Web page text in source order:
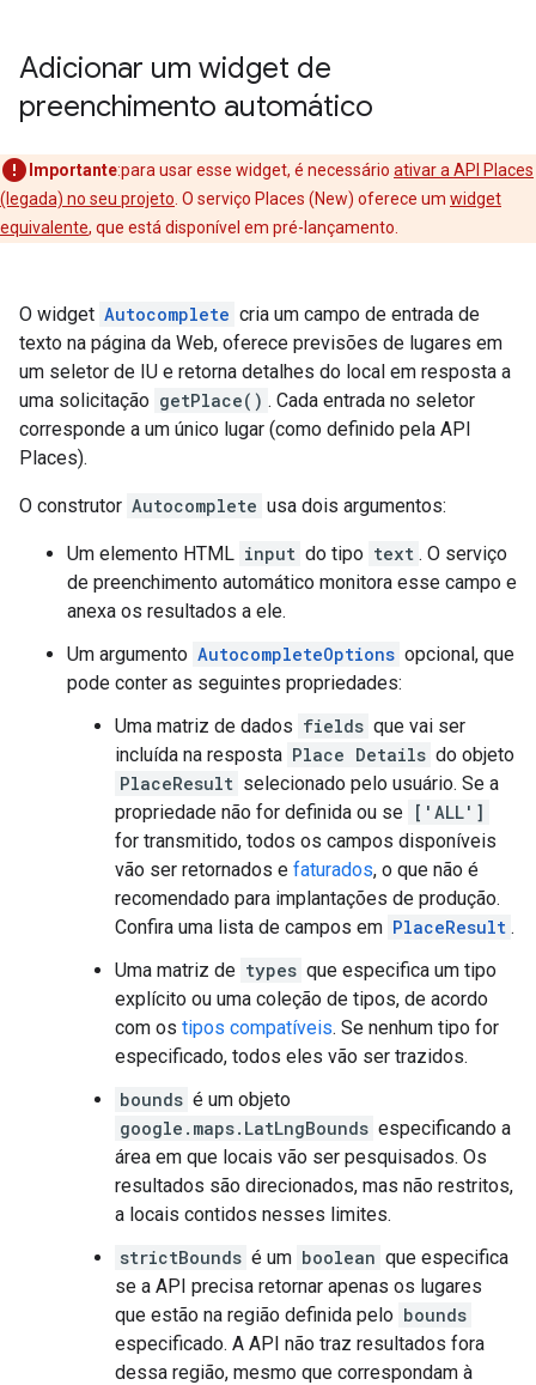
Adicionar um widget de
preenchimento automático
Importante:para usar esse widget, é necessário ativar a API Places
(legada) no seu projeto . O serviço Places (New) oferece um widget
equivalente, que está disponível em pré-lançamento.
O widget Autocomplete cria um campo de entrada de
texto na página da Web, oferece previsões de lugares em
um seletor de IU e retorna detalhes do local em resposta a
uma solicitação getPlace() . Cada entrada no seletor
corresponde a um único lugar (como definido pela API
Places).
O construtor Autocomplete usa dois argumentos:
Um elemento HTML input do tipo text . O serviço
de preenchimento automático monitora esse campo e
anexa os resultados a ele.
Um argumento AutocompleteOptions opcional, que
pode conter as seguintes propriedades:
Uma matriz de dados fields que vai ser
incluída na resposta Place Details do objeto
PlaceResult selecionado pelo usuário. Se a
propriedade não for definida ou se ['ALL']
for transmitido, todos os campos disponíveis
vão ser retornados e faturados, o que não é
recomendado para implantações de produção.
Confira uma lista de campos em PlaceResult .
Uma matriz de types que especifica um tipo
explícito ou uma coleção de tipos, de acordo
com os tipos compatíveis. Se nenhum tipo for
especificado, todos eles vão ser trazidos.
bounds é um objeto
google.maps.LatLngBounds especificando a
área em que locais vão ser pesquisados. Os
resultados são direcionados, mas não restritos,
a locais contidos nesses limites.
strictBounds é um boolean que especifica
se a API precisa retornar apenas os lugares
que estão na região definida pelo bounds
especificado. A API não traz resultados fora
dessa região, mesmo que correspondam à